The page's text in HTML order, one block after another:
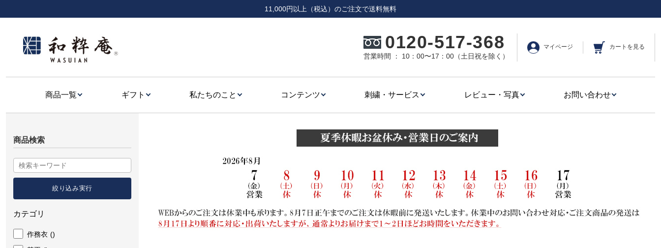
11,000円以上（税込）のご注文で送料無料
0120-517-368
営業時間 ： 10：00〜17：00（土日祝を除く）
マイページ カートを見る
商品一覧 ギフト 私たちのこと コンテンツ 刺繍・サービス レビュー・写真 お問い合わせ
商品検索
カテゴリ
作務衣 ()